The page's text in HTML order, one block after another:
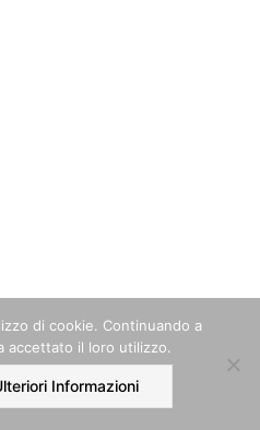
Account
di cookie. Continuando a
accettato il loro utilizzo.
Informazioni